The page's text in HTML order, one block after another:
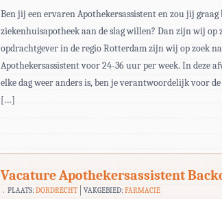
Ben jij een ervaren Apothekersassistent en zou jij graag
ziekenhuisapotheek aan de slag willen? Dan zijn wij op
opdrachtgever in de regio Rotterdam zijn wij op zoek
Apothekersassistent voor 24-36 uur per week. In deze
elke dag weer anders is, ben je verantwoordelijk voor
[…]
Vacature Apothekersassistent
PLAATS: DORDRECHT VAKGEBIED:FARMACIE